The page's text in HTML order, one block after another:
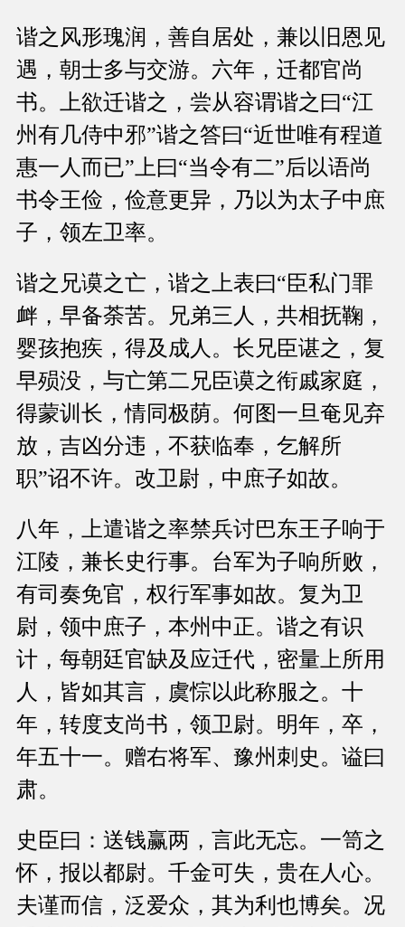
谐之风形瑰润，善自居处，兼以旧恩见
遇，朝士多与交游。六年，迁都官尚
书。上欲迁谐之，尝从容谓谐之曰“江
州有几侍中邪”谐之答曰“近世唯有程道
惠一人而已”上曰“当令有二”后以语尚
书令王俭，俭意更异，乃以为太子中庶
子，领左卫率。
谐之兄谟之亡，谐之上表曰“臣私门罪
衅，早备荼苦。兄弟三人，共相抚鞠，
婴孩抱疾，得及成人。长兄臣谌之，复
早殒没，与亡第二兄臣谟之衔戚家庭，
得蒙训长，情同极荫。何图一旦奄见弃
放，吉凶分违，不获临奉，乞解所
职”诏不许。改卫尉，中庶子如故。
八年，上遣谐之率禁兵讨巴东王子响于
江陵，兼长史行事。台军为子响所败，
有司奏免官，权行军事如故。复为卫
尉，领中庶子，本州中正。谐之有识
计，每朝廷官缺及应迁代，密量上所用
人，皆如其言，虞悰以此称服之。十
年，转度支尚书，领卫尉。明年，卒，
年五十一。赠右将军、豫州刺史。谥曰
肃。
史臣曰：送钱赢两，言此无忘。一笥之
怀，报以都尉。千金可失，贵在人心。
夫谨而信，泛爱众，其为利也博矣。况